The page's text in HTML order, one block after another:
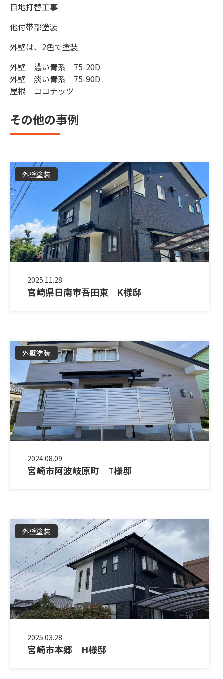
目地打替工事
他付帯部塗装
外壁は、2色で塗装
外壁 濃い青系 75-20D
外壁 淡い青系 75-90D
屋根 ココナッツ
その他の事例
外壁塗装
2025.11.28
宮崎県日南市吾田東 K様邸
外壁塗装
2024.08.09
宮崎市阿波岐原町 T様邸
外壁塗装
2025.03.28
宮崎市本郷 H様邸